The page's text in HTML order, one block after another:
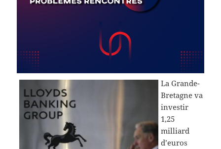
La Grande-
Bretagne va
investir
1,25
milliard
d’euros